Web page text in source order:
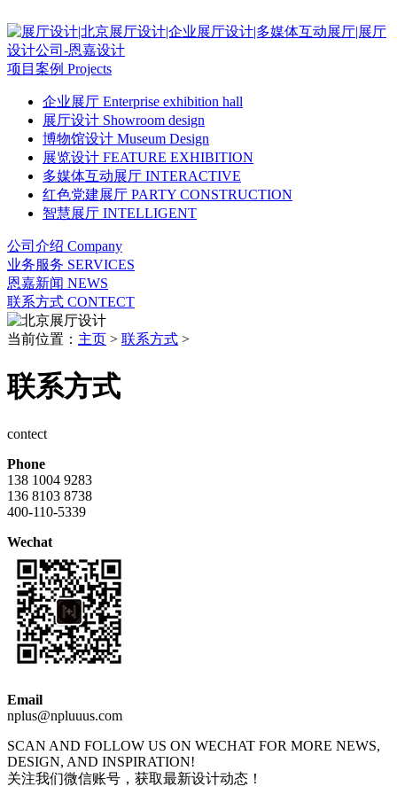
项目案例 Projects
企业展厅 Enterprise exhibition hall
展厅设计 Showroom design
博物馆设计 Museum Design
展览设计 FEATURE EXHIBITION
多媒体互动展厅 INTERACTIVE
红色党建展厅 PARTY CONSTRUCTION
智慧展厅 INTELLIGENT
公司介绍 Company
业务服务 SERVICES
恩嘉新闻 NEWS
联系方式 CONTECT
当前位置： 主页 > 联系方式 >
联系方式
contect
Phone
138 1004 9283
136 8103 8738
400-110-5339
Wechat
Email
nplus@npluuus.com
SCAN AND FOLLOW US ON WECHAT FOR MORE NEWS,
DESIGN, AND INSPIRATION!
关注我们微信账号，获取最新设计动态！